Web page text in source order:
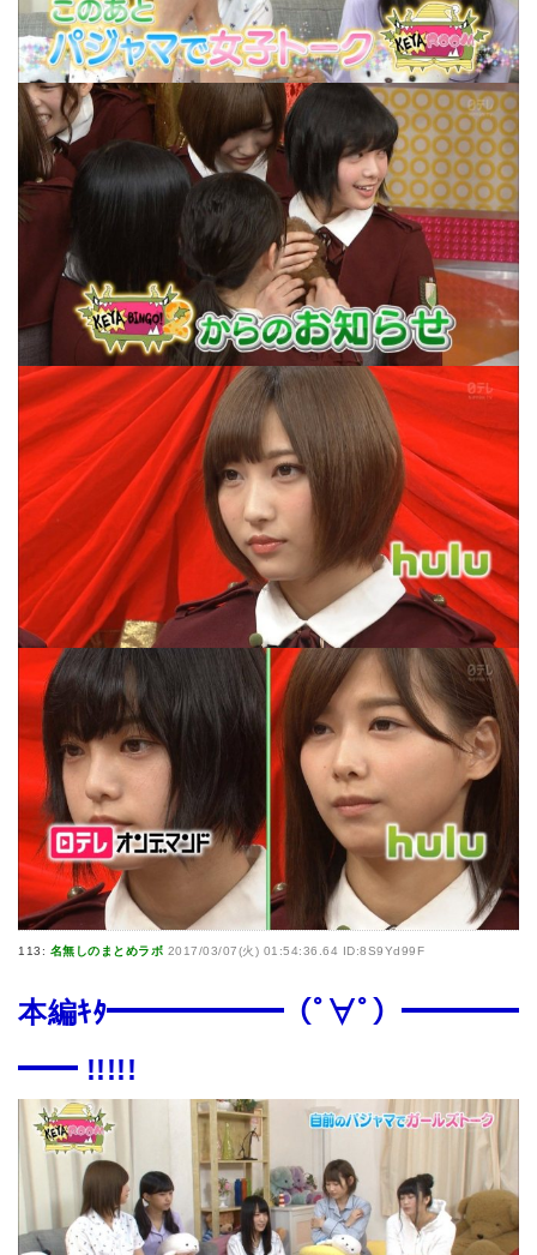
113: 名無しのまとめラボ 2017/03/07(火) 01:54:36.64 ID:8S9Yd99F
本編ｷﾀ━━━━━━（ﾟ∀ﾟ）━━━━
━━ !!!!!